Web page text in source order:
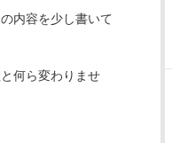
内容を少し書いて
何ら変わりませ